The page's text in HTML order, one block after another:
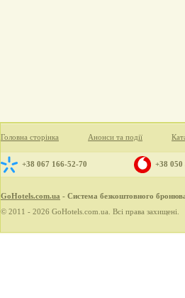
Головна сторінка Анонси та події
+38 067 166-52-70 +38 050
GoHotels.com.ua - Система безкоштовного
© 2011 - 2026 GoHotels.com.ua. Всі права захищені.